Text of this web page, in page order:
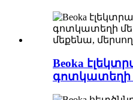
Beoka
գոտկատեղի